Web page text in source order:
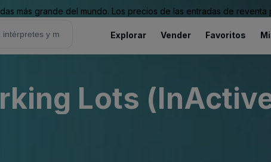
más grande del mundo. Los precios de las entradas de
Explorar Vender Favoritos
Lots